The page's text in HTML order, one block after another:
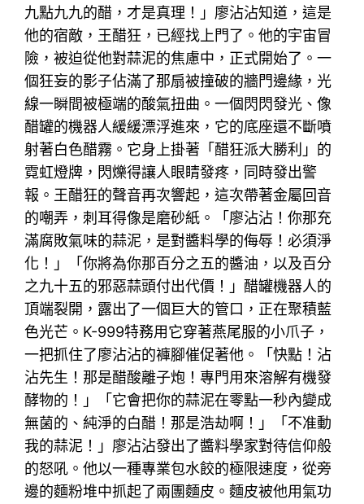
九點九九的醋，才是真理！」廖沾沾知道，這是
他的宿敵，王醋狂，已經找上門了。他的宇宙冒
險，被迫從他對蒜泥的焦慮中，正式開始了。一
個狂妄的影子佔滿了那扇被撞破的牆門邊緣，光
線一瞬間被極端的酸氣扭曲。一個閃閃發光、像
醋罐的機器人緩緩漂浮進來，它的底座還不斷噴
射著白色醋霧。它身上掛著「醋狂派大勝利」的
霓虹燈牌，閃爍得讓人眼睛發疼，同時發出警
報。王醋狂的聲音再次響起，這次帶著金屬回音
的嘲弄，刺耳得像是磨砂紙。「廖沾沾！你那充
滿腐敗氣味的蒜泥，是對醬料學的侮辱！必須淨
化！」「你將為你那百分之五的醬油，以及百分
之九十五的邪惡蒜頭付出代價！」醋罐機器人的
頂端裂開，露出了一個巨大的管口，正在聚積藍
色光芒。K-999特務用它穿著燕尾服的小爪子，
一把抓住了廖沾沾的褲腳催促著他。「快點！沾
沾先生！那是醋酸離子炮！專門用來溶解有機發
酵物的！」「它會把你的蒜泥在零點一秒內變成
無菌的、純淨的白醋！那是浩劫啊！」「不准動
我的蒜泥！」廖沾沾發出了醬料學家對待信仰般
的怒吼。他以一種專業包水餃的極限速度，從旁
邊的麵粉堆中抓起了兩團麵皮。麵皮被他用氣功